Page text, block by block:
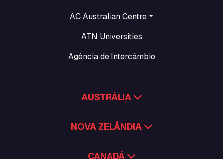
AC Australian Centre
ATN Universities
Agência de Intercâmbio
AUSTRÁLIA
NOVA ZELÂNDIA
CANADÁ